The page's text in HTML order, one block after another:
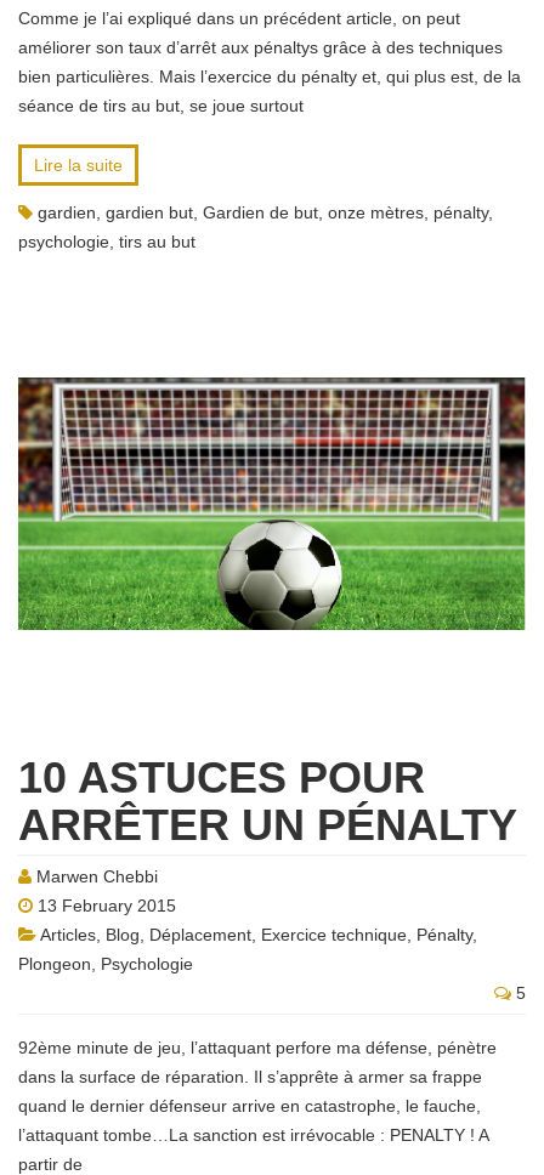
Comme je l’ai expliqué dans un précédent article, on peut
améliorer son taux d’arrêt aux pénaltys grâce à des techniques
bien particulières. Mais l’exercice du pénalty et, qui plus est, de la
séance de tirs au but, se joue surtout
Lire la suite
gardien gardien but Gardien de but onze mètres pénalty,
psychologie tirs au but
10 ASTUCES POUR
ARRÊTER UN PÉNALTY
Marwen Chebbi
13 February 2015
Articles Blog Déplacement Exercice technique Pénalty,
Plongeon
Psychologie
5
92ème minute de jeu, l’attaquant perfore ma défense, pénètre
dans la surface de réparation. Il s’apprête à armer sa frappe
quand le dernier défenseur arrive en catastrophe, le fauche,
l’attaquant tombe…La sanction est irrévocable : PENALTY ! A
partir de